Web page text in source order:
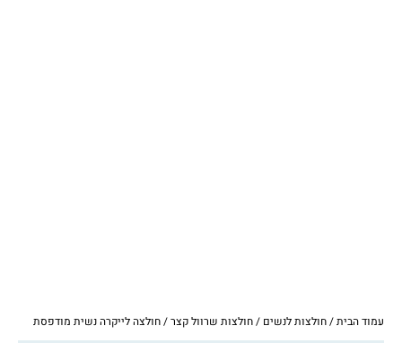
עמוד הבית/חולצות לנשים /חולצות שרוול קצר/ חולצה לייקרה נשית מודפסת